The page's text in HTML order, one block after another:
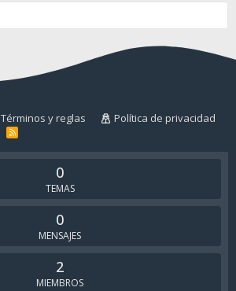
Términos y reglas
Política de privacidad
R
0
TEMAS
0
MENSAJES
2
MIEMBROS